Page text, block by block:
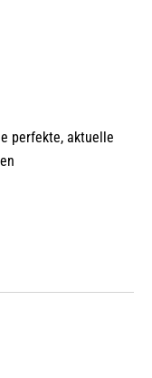
perfekte, aktuelle